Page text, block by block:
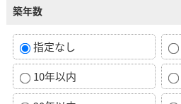
築年数
指定なし
10年以内